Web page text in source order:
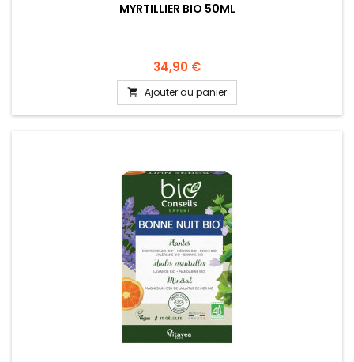
MYRTILLIER BIO 50ML
34,90 €
 Ajouter au panier